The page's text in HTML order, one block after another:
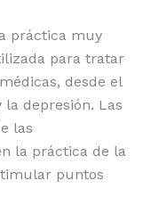
práctica muy
para tratar
desde el
depresión. Las
las
la práctica de la
puntos